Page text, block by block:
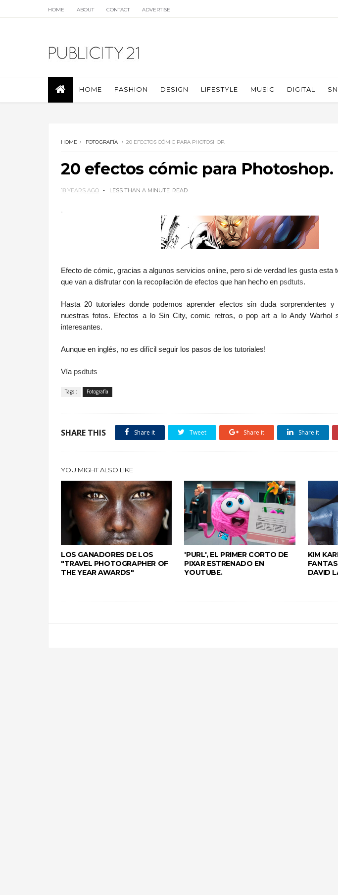
HOME ABOUT CONTACT ADVERTISE
HOME FASHION DESIGN LIFESTYLE MUSIC DIGITAL
HOME FOTOGRAFÍA 20 EFECTOS CÓMIC PARA PHOTOSHOP.
20 efectos cómic para Photoshop.
18 YEARS AGO LESS THAN A MINUTE READ
.
Efecto de cómic, gracias a algunos servicios online, pero si de verdad les gusta esta
que van a disfrutar con la recopilación de efectos que han hecho en psdtuts.
Hasta 20 tutoriales donde podemos aprender efectos sin duda sorprendentes
nuestras fotos. Efectos a lo Sin City, comic retros, o pop art a lo Andy Warhol
interesantes.
Aunque en inglés, no es difícil seguir los pasos de los tutoriales!
Vía psdtuts
Tags : Fotografía
SHARE THIS Share it Tweet Share it Share it
YOU MIGHT ALSO LIKE
LOS GANADORES DE LOS
"TRAVEL PHOTOGRAPHER OF
THE YEAR AWARDS"
'PURL', EL PRIMER CORTO DE
PIXAR ESTRENADO EN
YOUTUBE.
KIM
DAVID